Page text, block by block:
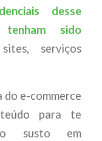
desse
sido
serviços
do e-commerce
para te
susto em